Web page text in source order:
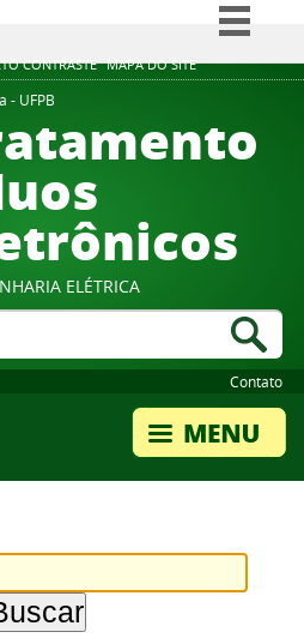
CONTRASTE MAPA DO SITE
Simplifique!
Participe
Canais
- UFPB
ELÉTRICA
Contato